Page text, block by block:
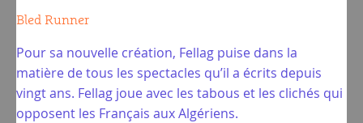
Bled Runner
Pour sa nouvelle création, Fellag puise dans la
matière de tous les spectacles qu’il a écrits depuis
vingt ans. Fellag joue avec les tabous et les clichés qui
opposent les Français aux Algériens.